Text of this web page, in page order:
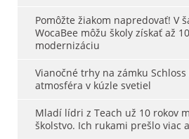
Pomôžte žiakom napredovať! V
WocaBee môžu školy získať až
modernizáciu
Vianočné trhy na zámku Schloss
atmosféra v kúzle svetiel
Mladí lídri z Teach už 10 rokov
školstvo. Ich rukami prešlo viac